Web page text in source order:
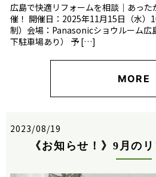
広島で快適リフォームを相談｜あっ
催！ 開催日：2025年11月15日（水）
制）会場：Panasonicショウルーム広
下駐車場あり） 予 […]
MORE
2023/08/19
《お知らせ！》9月の